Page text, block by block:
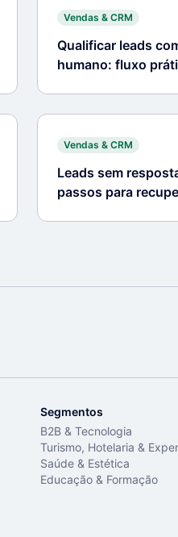
Vendas & CRM
Qualificar leads
humano: fluxo
Vendas & CRM
Leads sem
passos para
Segmentos
B2B & Tecnologia
Turismo, Hotelaria &
Saúde & Estética
Educação & Formação